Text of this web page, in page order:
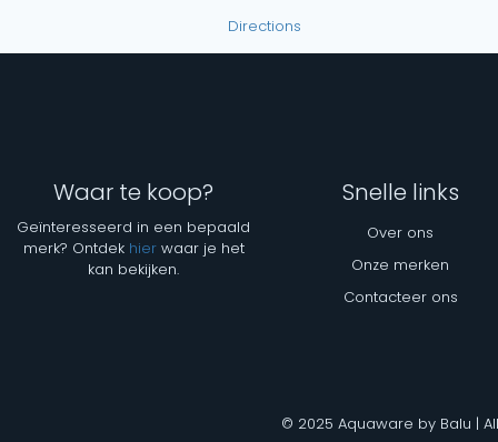
Directions
Waar te koop?
Geïnteresseerd in een bepaald
merk? Ontdek hierwaar je het
kan bekijken.
Snelle links
Over ons
Onze merken
Contacteer ons
© 2025 Aquaware by Balu |